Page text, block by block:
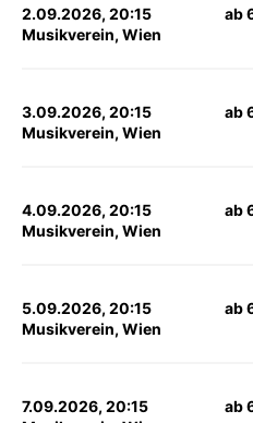
2.09.2026, 20:15
Musikverein, Wien
ab
3.09.2026, 20:15
Musikverein, Wien
ab
4.09.2026, 20:15
Musikverein, Wien
ab
5.09.2026, 20:15
Musikverein, Wien
ab
7.09.2026, 20:15
ab